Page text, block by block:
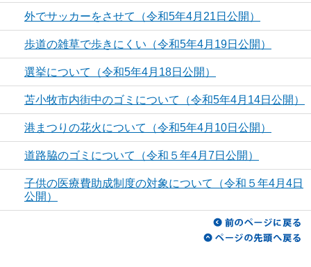
外でサッカーをさせて（令和5年4月21日公開）
歩道の雑草で歩きにくい（令和5年4月19日公開）
選挙について（令和5年4月18日公開）
苫小牧市内街中のゴミについて（令和5年4月14日公開）
港まつりの花火について（令和5年4月10日公開）
道路脇のゴミについて（令和５年4月7日公開）
子供の医療費助成制度の対象について（令和５年4月4日
公開）